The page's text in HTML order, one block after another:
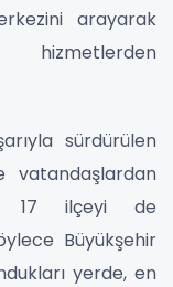
arayarak
sürdürülen
vatandaşlardan
17 ilçeyi de
Büyükşehir
yerde, en